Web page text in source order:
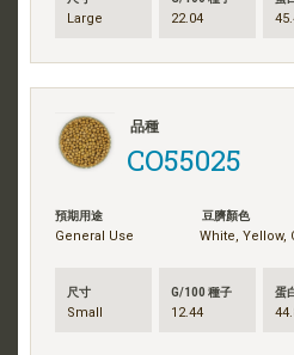
Large 22.04
品種
CO55025
預期用途
General Use
豆臍顏色
White, Yellow,
尺寸
Small
G/100 種子
12.44
蛋